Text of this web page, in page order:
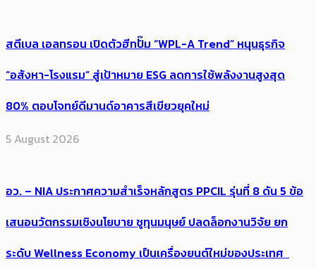
สตีเบล เอลทรอน เปิดตัวฮีทปั๊ม “WPL-A Trend” หนุนธุรกิจ
“อสังหา-โรงแรม” สู่เป้าหมาย ESG ลดการใช้พลังงานสูงสุด
80% ตอบโจทย์ดีมานด์อาคารสีเขียวยุคใหม่
5 August 2026
อว. – NIA ประกาศความสำเร็จหลักสูตร PPCIL รุ่นที่ 8 ดัน 5 ข้อ
เสนอนวัตกรรมเชิงนโยบาย ชูทุนมนุษย์ ปลดล็อกงานวิจัย ยก
ระดับ Wellness Economy เป็นเครื่องยนต์ใหม่ของประเทศ